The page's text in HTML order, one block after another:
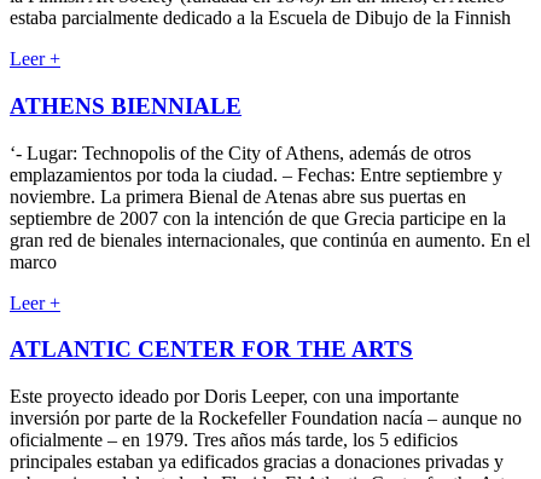
estaba parcialmente dedicado a la Escuela de Dibujo de la Finnish
Leer +
ATHENS BIENNIALE
‘- Lugar: Technopolis of the City of Athens, además de otros
emplazamientos por toda la ciudad. – Fechas: Entre septiembre y
noviembre. La primera Bienal de Atenas abre sus puertas en
septiembre de 2007 con la intención de que Grecia participe en la
gran red de bienales internacionales, que continúa en aumento. En el
marco
Leer +
ATLANTIC CENTER FOR THE ARTS
Este proyecto ideado por Doris Leeper, con una importante
inversión por parte de la Rockefeller Foundation nacía – aunque no
oficialmente – en 1979. Tres años más tarde, los 5 edificios
principales estaban ya edificados gracias a donaciones privadas y